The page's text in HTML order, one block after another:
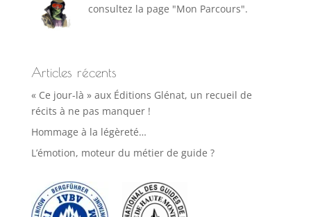
consultez la page "Mon Parcours".
Articles récents
« Ce jour-là » aux Éditions Glénat, un recueil de
récits à ne pas manquer !
Hommage à la légèreté…
L’émotion, moteur du métier de guide ?